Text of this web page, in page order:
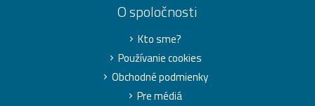
O spoločnosti
Kto sme?
Používanie cookies
Obchodné podmienky
Pre médiá